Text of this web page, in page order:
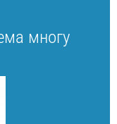
многу